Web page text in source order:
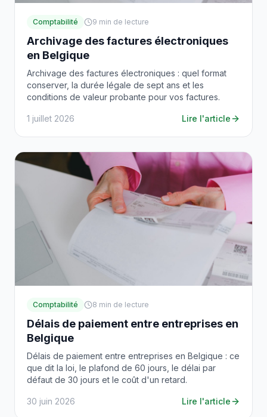
Comptabilité 9 min de lecture
Archivage des factures électroniques
en Belgique
Archivage des factures électroniques : quel format
conserver, la durée légale de sept ans et les
conditions de valeur probante pour vos factures.
1 juillet 2026 Lire l'article
Comptabilité 8 min de lecture
Délais de paiement entre entreprises en
Belgique
Délais de paiement entre entreprises en Belgique : ce
que dit la loi, le plafond de 60 jours, le délai par
défaut de 30 jours et le coût d'un retard.
30 juin 2026 Lire l'article